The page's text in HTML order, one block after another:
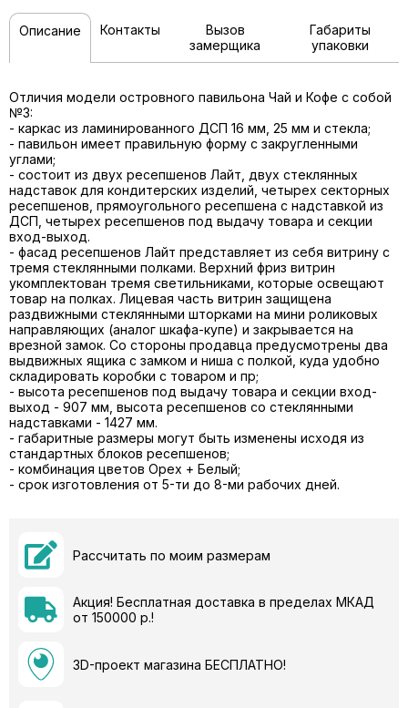
Описание Контакты
Вызов
замерщика
Габариты
упаковки
Отличия модели островного павильона Чай и Кофе с собой
№3:
- каркас из ламинированного ДСП 16 мм, 25 мм и стекла;
- павильон имеет правильную форму с закругленными
углами;
- состоит из двух ресепшенов Лайт, двух стеклянных
надставок для кондитерских изделий, четырех секторных
ресепшенов, прямоугольного ресепшена с надставкой из
ДСП, четырех ресепшенов под выдачу товара и секции
вход-выход.
- фасад ресепшенов Лайт представляет из себя витрину с
тремя стеклянными полками. Верхний фриз витрин
укомплектован тремя светильниками, которые освещают
товар на полках. Лицевая часть витрин защищена
раздвижными стеклянными шторками на мини роликовых
направляющих (аналог шкафа-купе) и закрывается на
врезной замок. Со стороны продавца предусмотрены два
выдвижных ящика с замком и ниша с полкой, куда удобно
складировать коробки с товаром и пр;
- высота ресепшенов под выдачу товара и секции вход-
выход - 907 мм, высота ресепшенов со стеклянными
надставками - 1427 мм.
- габаритные размеры могут быть изменены исходя из
стандартных блоков ресепшенов;
- комбинация цветов Орех + Белый;
- cрок изготовления от 5-ти до 8-ми рабочих дней.
Рассчитать по моим размерам
Акция! Бесплатная доставка в пределах МКАД
от 150000 р.!
3D-проект магазина БЕСПЛАТНО!